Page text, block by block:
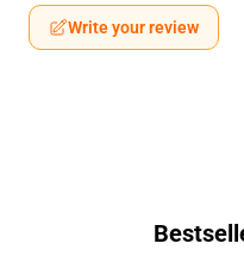
Write your review